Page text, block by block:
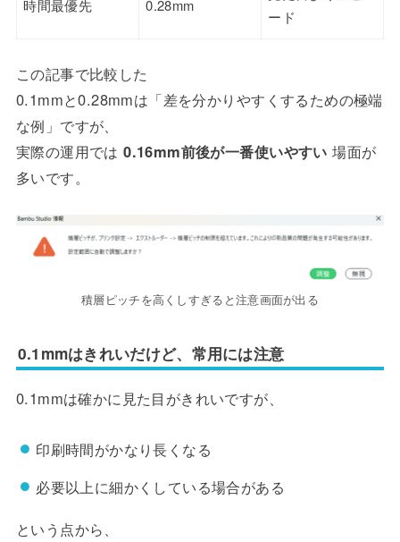
時間最優先 0.28mm
ード
この記事で比較した
0.1mmと0.28mmは「差を分かりやすくするための極端
な例」ですが、
実際の運用では0.16mm前後が一番使いやすい 場面が
多いです。
積層ピッチを高くしすぎると注意画面が出る
0.1mmはきれいだけど、常用には注意
0.1mmは確かに見た目がきれいですが、
印刷時間がかなり長くなる
必要以上に細かくしている場合がある
という点から、